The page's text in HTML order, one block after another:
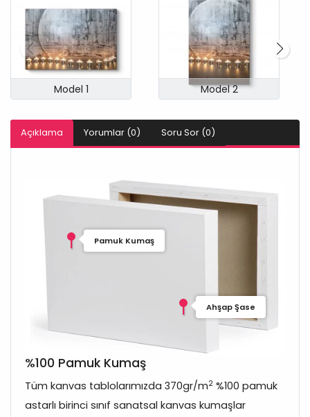
Model 1 Model 2
Açıklama Yorumlar (0) Soru Sor (0)
Pamuk Kumaş
Ahşap Şase
%100 Pamuk Kumaş
Tüm kanvas tablolarımızda 370gr/m2 %100 pamuk
astarlı birinci sınıf sanatsal kanvas kumaşlar